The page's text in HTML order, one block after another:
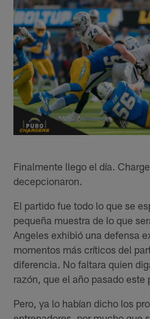
Finalmente llego el día.
decepcionaron.
El partido fue todo lo que se
pequeña muestra de lo que
Angeles exhibió una defensa
momentos más críticos del
diferencia. No faltara quien
razón, que el año pasado este
Pero, ya lo habían dicho los